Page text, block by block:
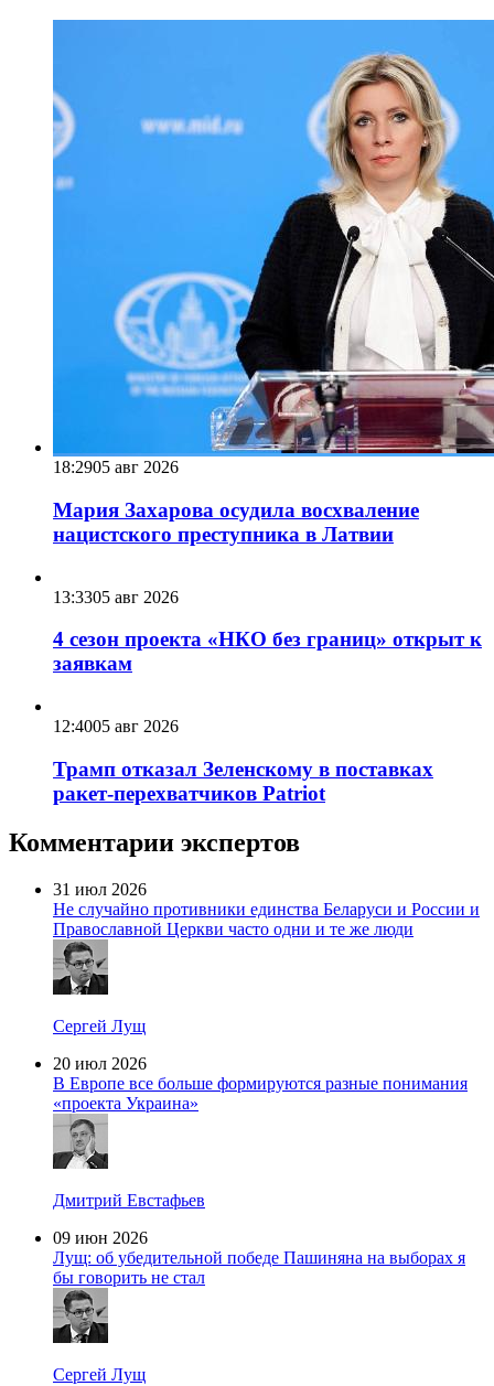
18:2905 авг 2026
Мария Захарова осудила восхваление
нацистского преступника в Латвии
13:3305 авг 2026
4 сезон проекта «НКО без границ» открыт к
заявкам
12:4005 авг 2026
Трамп отказал Зеленскому в поставках
ракет-перехватчиков Patriot
Комментарии экспертов
31 июл 2026
Не случайно противники единства Беларуси и России и
Православной Церкви часто одни и те же люди
Сергей Лущ
20 июл 2026
В Европе все больше формируются разные понимания
«проекта Украина»
Дмитрий Евстафьев
09 июн 2026
Лущ: об убедительной победе Пашиняна на выборах я
бы говорить не стал
Сергей Лущ